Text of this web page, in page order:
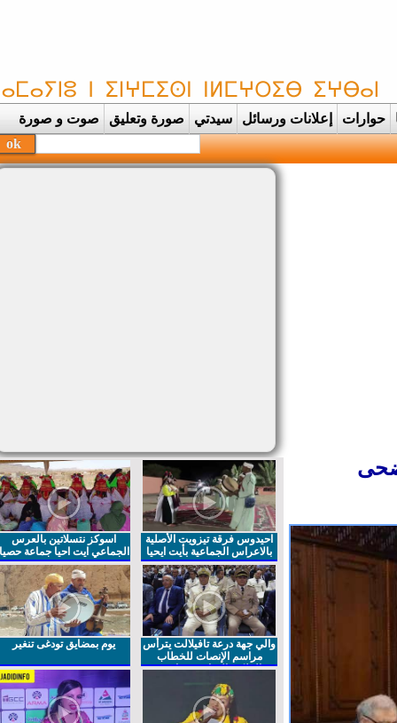
حوارات إعلانات ورسائل سيدتي صورة وتعليق صوت و صورة
احيدوس فرقة تيزويت الأصلية
بالاعراس الجماعية بأيت ايحيا
اسوكز نتسلاتين بالعرس
الجماعي ايت احيا جماعة حصيا
والي جهة درعة تافيلالت يترأس
مراسم الإنصات للخطاب
الملكي السامي بمناسبة
يوم بمضايق تودغى تنغير